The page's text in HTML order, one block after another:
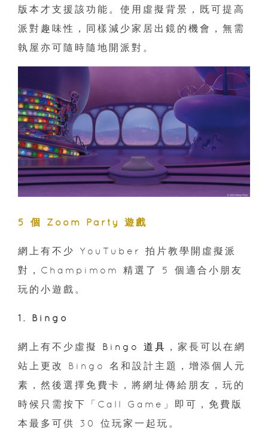
版本才支援該功能。使用虛擬背景，既可提高
派對趣味性，同樣減少家居出鏡的機會，無需
執屋亦可隨時隨地開派對。
5 個 Zoom Party 遊戲
網上有不少 YouTuber 拍片教學開虛擬派
對，Champimom 精選了 5 個適合小朋友
玩的小遊戲。
1. Bingo
網上有不少虛擬 Bingo 道具 ，家長可以在網
站上更改 Bingo 名和設計主題，增添個人元
素，然後選擇免費卡，將網址傳給朋友，玩的
時候只需按下「Call Game」即可，免費版
本最多可供 30 位玩家一起玩。